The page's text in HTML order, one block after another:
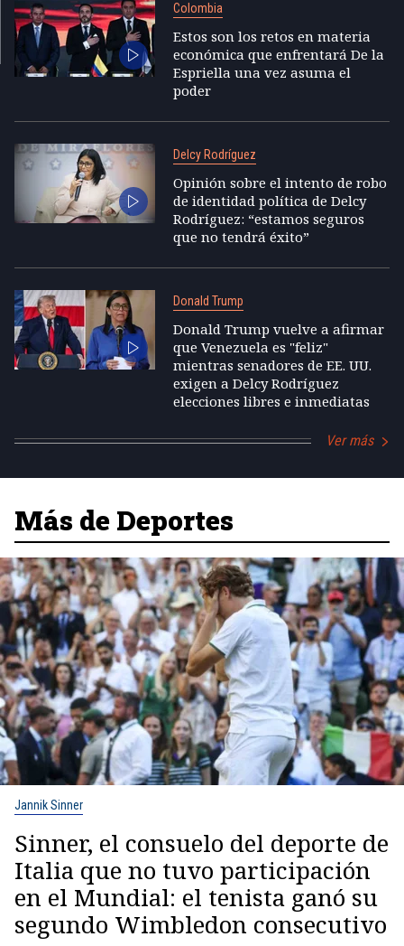
Colombia
Estos son los retos en materia
económica que enfrentará De la
Espriella una vez asuma el
poder
Delcy Rodríguez
Opinión sobre el intento de robo
de identidad política de Delcy
Rodríguez: “estamos seguros
que no tendrá éxito”
Donald Trump
Donald Trump vuelve a afirmar
que Venezuela es "feliz"
mientras senadores de EE. UU.
exigen a Delcy Rodríguez
elecciones libres e inmediatas
Ver más
Más de Deportes
Jannik Sinner
Sinner, el consuelo del deporte de
Italia que no tuvo participación
en el Mundial: el tenista ganó su
segundo Wimbledon consecutivo